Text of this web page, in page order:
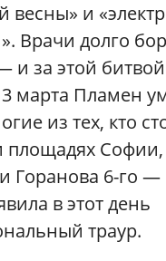
весны» и
Врачи долго
и за этой
3 марта Пламен
из тех, кто
площадях Софии,
Горанова 6-го —
в этот день
траур.